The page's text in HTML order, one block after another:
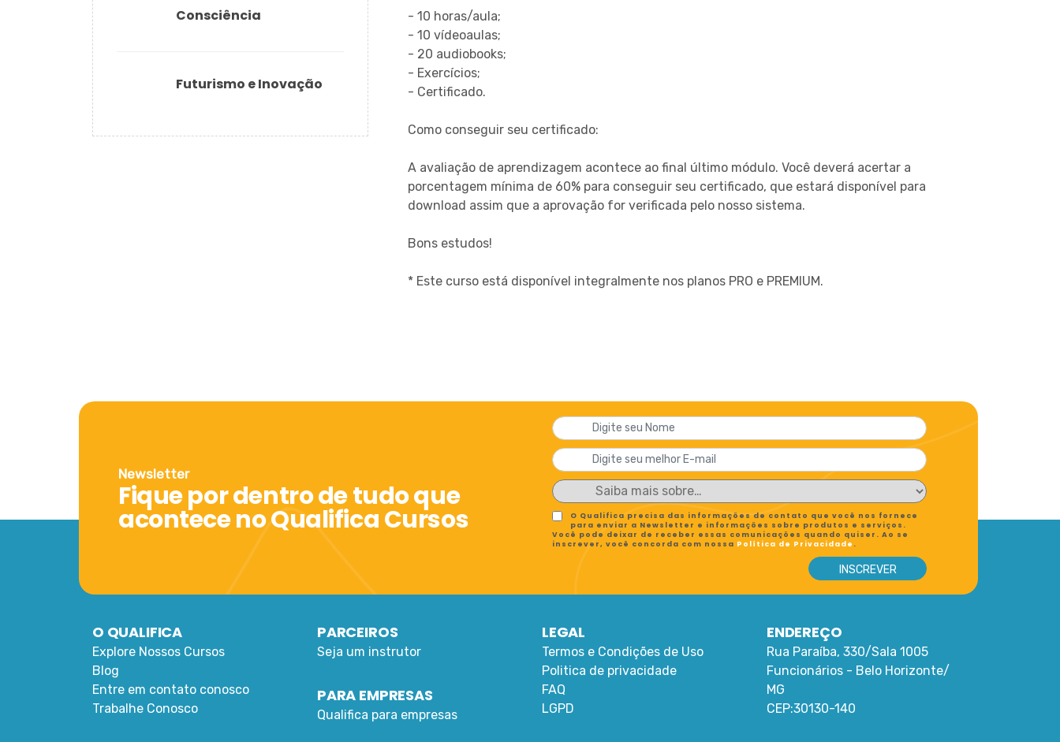
Consciência
Futurismo e Inovação
- 10 horas/aula;
- 10 vídeoaulas;
- 20 audiobooks;
- Exercícios;
- Certificado.
Como conseguir seu certificado:
A avaliação de aprendizagem acontece ao final último módulo. Você deverá acertar a
porcentagem mínima de 60% para conseguir seu certificado, que estará disponível para
download assim que a aprovação for verificada pelo nosso sistema.
Bons estudos!
* Este curso está disponível integralmente nos planos PRO e PREMIUM.
Newsletter
Fique por dentro de tudo que
acontece no Qualifica Cursos
O Qualifica precisa das informações de contato que você nos fornece
para enviar a Newsletter e informações sobre produtos e serviços.
Você pode deixar de receber essas comunicações quando quiser. Ao se
inscrever, você concorda com nossa Política de Privacidade .
O QUALIFICA
Explore Nossos Cursos
Blog
Entre em contato conosco
Trabalhe Conosco
PARCEIROS
Seja um instrutor
PARA EMPRESAS
Qualifica para empresas
LEGAL
Termos e Condições de Uso
Politica de privacidade
FAQ
LGPD
ENDEREÇO
Rua Paraíba, 330/Sala 1005
Funcionários - Belo Horizonte/
MG
CEP:30130-140